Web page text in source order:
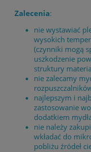
Zalecenia:
nie wystawiać
wysokich
(czynniki mogą
uszkodzenie
struktury
nie zalecamy
najlepszym i
zastosowanie
dodatkiem
nie należy
wkładać do
pobliżu źródeł